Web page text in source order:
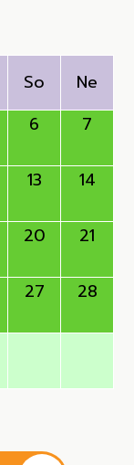
So
Ne
6 7
13 14
20 21
27 28